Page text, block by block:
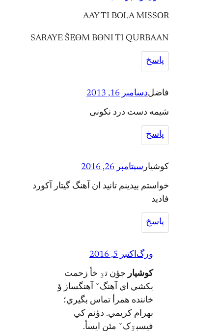
AAY TI BӨLA MISSӨR
SARAYE ŠEӨM BӨNI TI QURBAAN
فاضلدسامبر 16, 2013
شیمه دست درد نکونی
کوشیارسپتامبر 26, 2016
خواستم بیدینم تانید ان آهنگ گیتار آکورد
اکتبر 5, 2016
کوشیارجؤن تۊ خأ زحمت
بکشي اي آهنگˇ آهنگساز ؤ
خاننده همرأ تماس بگيري؛
بهرام کریمي. دؤنم کي
فیسبۊکˇ مئن ایسأ.